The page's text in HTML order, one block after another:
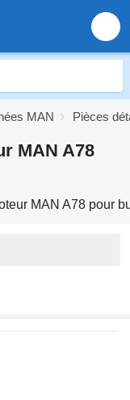
MAN Pièces
MAN A78
MAN A78 pour